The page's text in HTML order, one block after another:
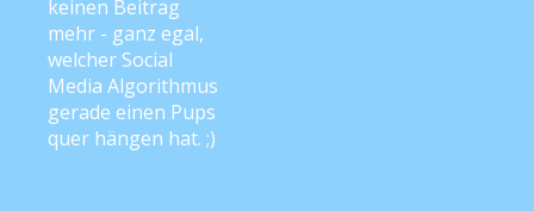
keinen Beitrag
mehr - ganz egal,
welcher Social
Media Algorithmus
gerade einen Pups
quer hängen hat. ;)